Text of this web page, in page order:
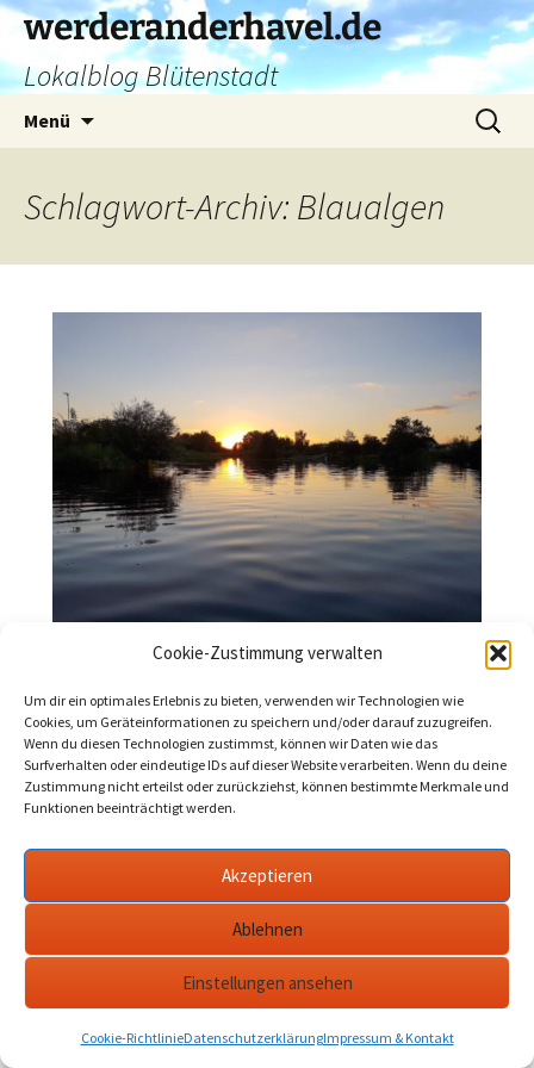
Cookie-Zustimmung verwalten
Um dir ein optimales Erlebnis zu bieten, verwenden wir Technologien wie
Cookies, um Geräteinformationen zu speichern und/oder darauf zuzugreifen.
Wenn du diesen Technologien zustimmst, können wir Daten wie das
Surfverhalten oder eindeutige IDs auf dieser Website verarbeiten. Wenn du deine
Zustimmung nicht erteilst oder zurückziehst, können bestimmte Merkmale und
Funktionen beeinträchtigt werden.
Akzeptieren
Ablehnen
Einstellungen ansehen
Cookie-RichtlinieDatenschutzerklärungImpressum & Kontakt
Zum
Inhalt
springen
werderanderhavel.de
Lokalblog Blütenstadt
Menü
Suchen
nach:
Schlagwort-Archiv: Blaualgen
Werder/Havel: Algenbelastung nicht
mehr gefährlich
2022-09-02 Werder Havel Blaualgen
Die Stadtverwaltung teilte am 31. August mit: Die Warnung
vom Gesundheitsamt ist aufgehoben.…
Datenschutzerklärung werderanderhavel.de